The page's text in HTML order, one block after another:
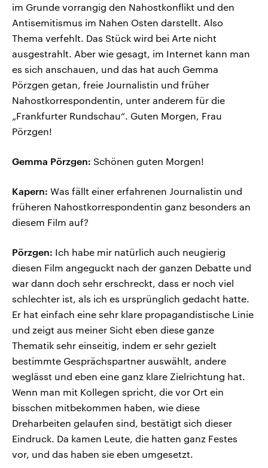
im Grunde vorrangig den Nahostkonflikt und den
Antisemitismus im Nahen Osten darstellt. Also
Thema verfehlt. Das Stück wird bei Arte nicht
ausgestrahlt. Aber wie gesagt, im Internet kann man
es sich anschauen, und das hat auch Gemma
Pörzgen getan, freie Journalistin und früher
Nahostkorrespondentin, unter anderem für die
„Frankfurter Rundschau“. Guten Morgen, Frau
Pörzgen!
Gemma Pörzgen: Schönen guten Morgen!
Kapern: Was fällt einer erfahrenen Journalistin und
früheren Nahostkorrespondentin ganz besonders an
diesem Film auf?
Pörzgen: Ich habe mir natürlich auch neugierig
diesen Film angeguckt nach der ganzen Debatte und
war dann doch sehr erschreckt, dass er noch viel
schlechter ist, als ich es ursprünglich gedacht hatte.
Er hat einfach eine sehr klare propagandistische Linie
und zeigt aus meiner Sicht eben diese ganze
Thematik sehr einseitig, indem er sehr gezielt
bestimmte Gesprächspartner auswählt, andere
weglässt und eben eine ganz klare Zielrichtung hat.
Wenn man mit Kollegen spricht, die vor Ort ein
bisschen mitbekommen haben, wie diese
Dreharbeiten gelaufen sind, bestätigt sich dieser
Eindruck. Da kamen Leute, die hatten ganz Festes
vor, und das haben sie eben umgesetzt.